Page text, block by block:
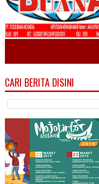
CARI BERITA DISINI